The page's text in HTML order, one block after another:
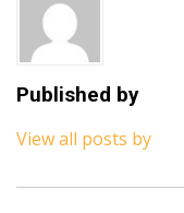
Published by
View all posts by